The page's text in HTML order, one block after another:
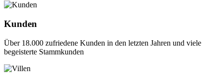
Kunden
Über 18.000 zufriedene Kunden in den letzten Jahren und viele
begeisterte Stammkunden